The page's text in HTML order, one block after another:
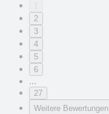
2
3
4
5
6
...
27
Weitere Bewertungen